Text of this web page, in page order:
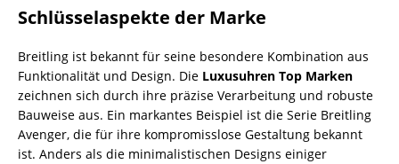
Schlüsselaspekte der Marke
Breitling ist bekannt für seine besondere Kombination aus
Funktionalität und Design. Die Luxusuhren Top Marken
zeichnen sich durch ihre präzise Verarbeitung und robuste
Bauweise aus. Ein markantes Beispiel ist die Serie Breitling
Avenger, die für ihre kompromisslose Gestaltung bekannt
ist. Anders als die minimalistischen Designs einiger